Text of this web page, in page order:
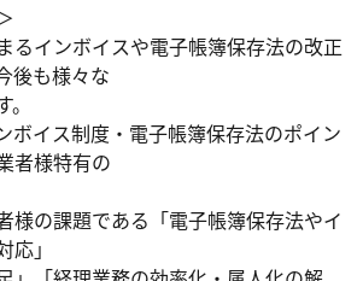
るインボイスや電子帳簿保存法の改正
後も様々な
ボイス制度・電子帳簿保存法のポイン
者様特有の
様の課題である「電子帳簿保存法やイ
」